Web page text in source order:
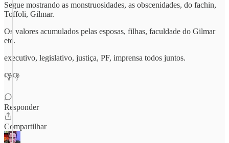
Segue mostrando as monstruosidades, as obscenidades, do fachin,
Toffoli, Gilmar.
Os valores acumulados pelas esposas, filhas, faculdade do Gilmar
etc.
executivo, legislativo, justiça, PF, imprensa todos juntos.
👎👎
Responder
Compartilhar